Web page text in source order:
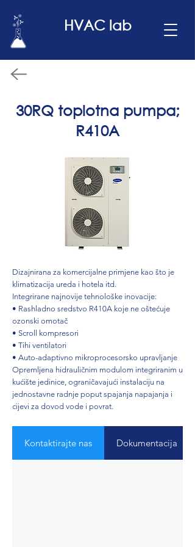
HVAC lab
30RQ toplotna pumpa;
R410A
Dizajnirana za komercijalne primjene kao što je
klimatizacija ureda i hotela itd.
Integrirane najnovije tehnološke inovacije:
• Rashladno sredstvo R410A koje ne oštećuje
ozonski omotač
• Scroll kompresori
• Tihi ventilatori
• Auto-adaptivno mikroprocesorsko upravljanje
Opremljena hidrauličnim modulom integriranim u
kućište jedinice, ograničavajući instalaciju na
jednostavne radnje poput spajanja napajanja i
cijevi za dovod vode i povrat.
Kontaktirajte nas Dokumentacija